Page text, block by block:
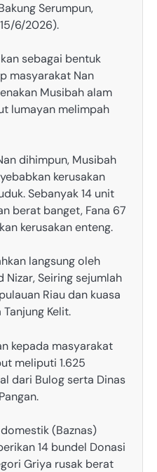
Serumpun,
6/2026).
sebagai bentuk
masyarakat Nan
Musibah alam
lumayan melimpah
dihimpun, Musibah
kerusakan
Sebanyak 14 unit
berat banget, Fana 67
kerusakan enteng.
langsung oleh
Nizar, Seiring sejumlah
Riau dan kuasa
Kelit.
kepada masyarakat
meliputi 1.625
dari Bulog serta Dinas
(Baznas)
14 bundel Donasi
Griya rusak berat